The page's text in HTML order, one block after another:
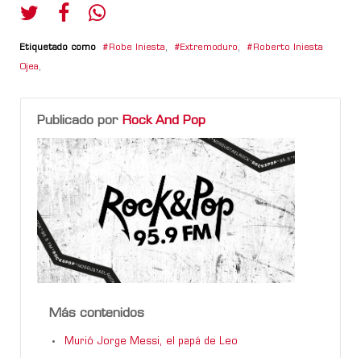
Etiquetado como Robe Iniesta, Extremoduro, Roberto Iniesta
Ojea,
Publicado por Rock And Pop
Más contenidos
Murió Jorge Messi, el papá de Leo